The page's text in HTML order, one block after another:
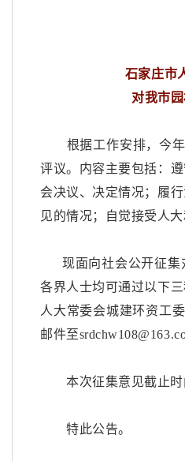
石家庄市
对我市
根据工作安排，今年
评议。内容主要包括：
会决议、决定情况；履
见的情况；自觉接受人
现面向社会公开征
各界人士均可通过以下
人大常委会城建环资工
邮件至
本次征集意见截止时
特此公告。